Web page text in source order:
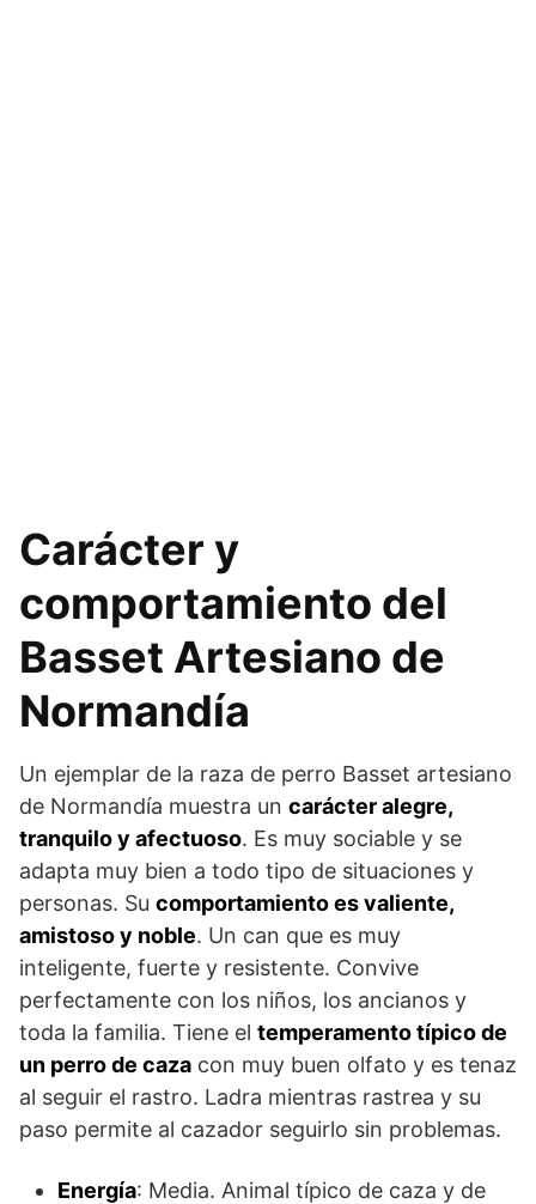
Carácter y
comportamiento del
Basset Artesiano de
Normandía
Un ejemplar de la raza de perro Basset artesiano
de Normandía muestra un carácter alegre,
tranquilo y afectuoso. Es muy sociable y se
adapta muy bien a todo tipo de situaciones y
personas. Su comportamiento es valiente,
amistoso y noble. Un can que es muy
inteligente, fuerte y resistente. Convive
perfectamente con los niños, los ancianos y
toda la familia. Tiene el temperamento típico de
un perro de caza con muy buen olfato y es tenaz
al seguir el rastro. La­dra mientras rastrea y su
paso permite al cazador seguirlo sin problemas.
Energía: Media. Animal típico de caza y de